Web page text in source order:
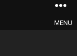
MENU